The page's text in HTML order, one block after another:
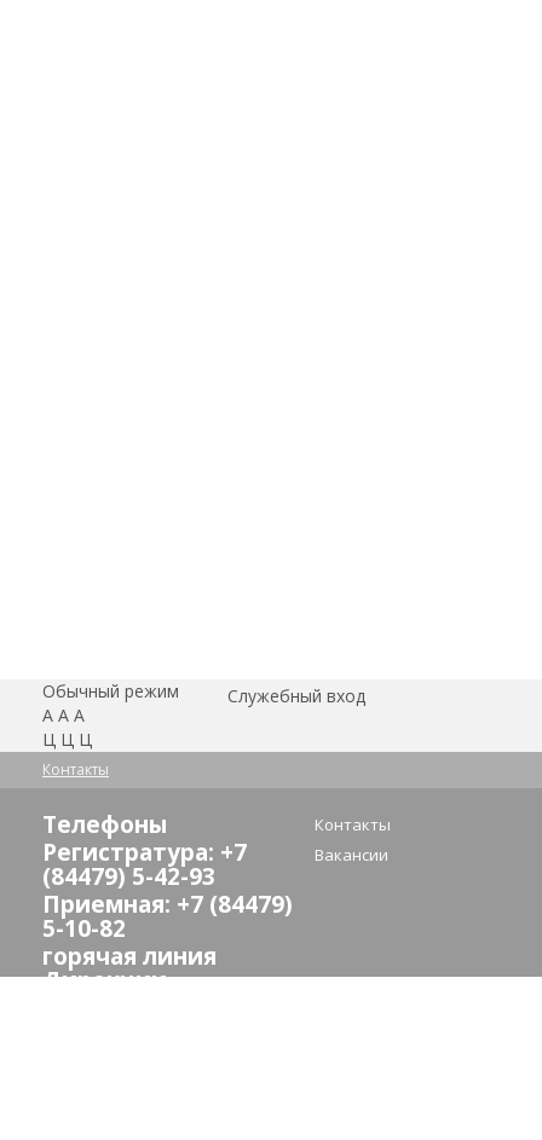
Обычный режим
А А А
Ц Ц Ц
Служебный вход
Контакты
Телефоны
Регистратура: +7
(84479) 5-42-93
Приемная: +7 (84479)
5-10-82
горячая линия
Дирекции
Контакты
Вакансии